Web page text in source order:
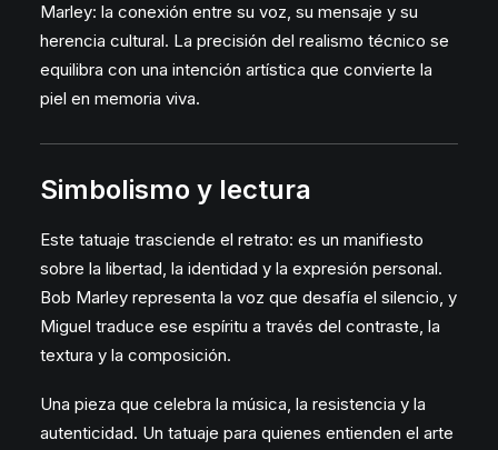
Marley: la conexión entre su voz, su mensaje y su
herencia cultural. La precisión del realismo técnico se
equilibra con una intención artística que convierte la
piel en memoria viva.
Simbolismo y lectura
Este tatuaje trasciende el retrato: es un manifiesto
sobre la libertad, la identidad y la expresión personal.
Bob Marley representa la voz que desafía el silencio, y
Miguel traduce ese espíritu a través del contraste, la
textura y la composición.
Una pieza que celebra la música, la resistencia y la
autenticidad. Un tatuaje para quienes entienden el arte